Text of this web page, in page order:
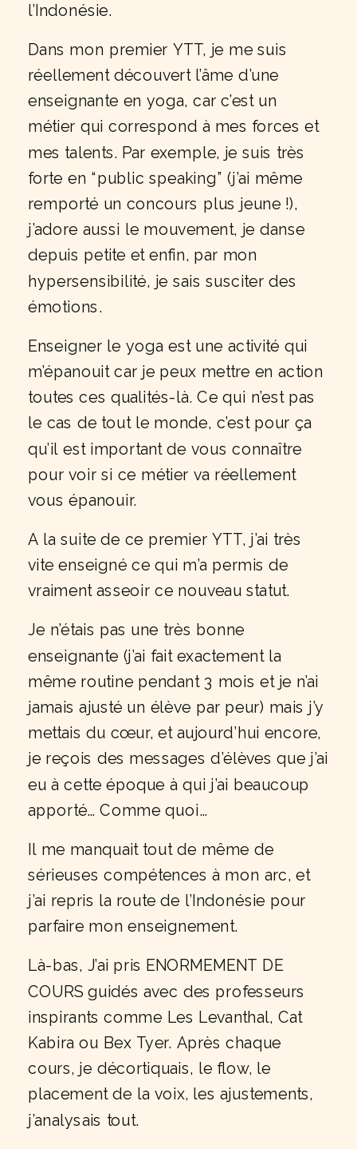
l’Indonésie.
Dans mon premier YTT, je me suis
réellement découvert l’âme d’une
enseignante en yoga, car c’est un
métier qui correspond à mes forces et
mes talents. Par exemple, je suis très
forte en “public speaking” (j’ai même
remporté un concours plus jeune !),
j’adore aussi le mouvement, je danse
depuis petite et enfin, par mon
hypersensibilité, je sais susciter des
émotions.
Enseigner le yoga est une activité qui
m’épanouit car je peux mettre en action
toutes ces qualités-là. Ce qui n’est pas
le cas de tout le monde, c’est pour ça
qu’il est important de vous connaître
pour voir si ce métier va réellement
vous épanouir.
A la suite de ce premier YTT, j’ai très
vite enseigné ce qui m’a permis de
vraiment asseoir ce nouveau statut.
Je n’étais pas une très bonne
enseignante (j’ai fait exactement la
même routine pendant 3 mois et je n’ai
jamais ajusté un élève par peur) mais j’y
mettais du cœur, et aujourd’hui encore,
je reçois des messages d’élèves que j’ai
eu à cette époque à qui j’ai beaucoup
apporté… Comme quoi…
Il me manquait tout de même de
sérieuses compétences à mon arc, et
j’ai repris la route de l’Indonésie pour
parfaire mon enseignement.
Là-bas, J’ai pris ENORMEMENT DE
COURS guidés avec des professeurs
inspirants comme Les Levanthal, Cat
Kabira ou Bex Tyer. Après chaque
cours, je décortiquais, le flow, le
placement de la voix, les ajustements,
j’analysais tout.